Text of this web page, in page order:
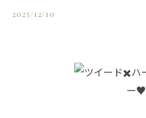
2025/12/10